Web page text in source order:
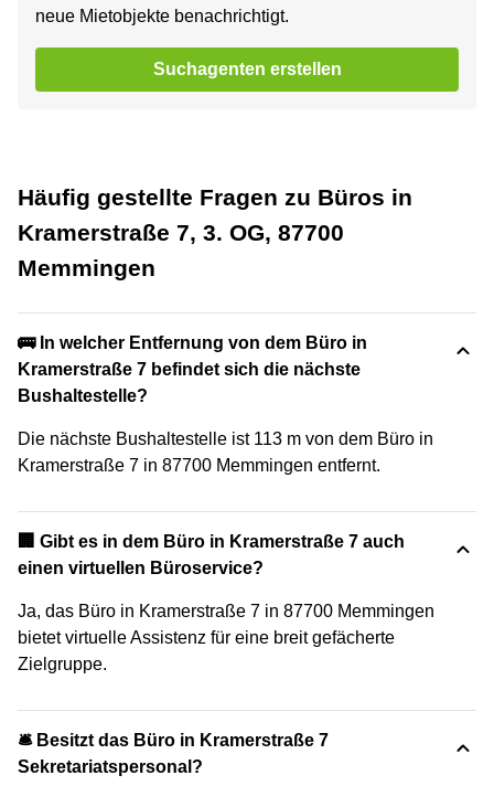
neue Mietobjekte benachrichtigt.
Suchagenten erstellen
Häufig gestellte Fragen zu Büros in
Kramerstraße 7, 3. OG, 87700
Memmingen
🚌 In welcher Entfernung von dem Büro in
Kramerstraße 7 befindet sich die nächste
Bushaltestelle?
Die nächste Bushaltestelle ist 113 m von dem Büro in
Kramerstraße 7 in 87700 Memmingen entfernt.
🏢 Gibt es in dem Büro in Kramerstraße 7 auch
einen virtuellen Büroservice?
Ja, das Büro in Kramerstraße 7 in 87700 Memmingen
bietet virtuelle Assistenz für eine breit gefächerte
Zielgruppe.
🛎 Besitzt das Büro in Kramerstraße 7
Sekretariatspersonal?